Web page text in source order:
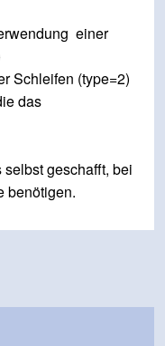
einer
Schleifen (type=2)
das
geschafft, bei
benötigen.